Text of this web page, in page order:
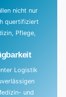
nicht nur
quertifiziert
Pflege,
Logistik
und